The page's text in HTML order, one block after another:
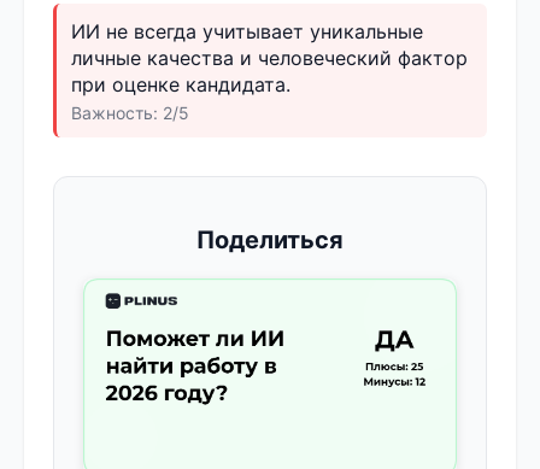
ИИ не всегда учитывает уникальные
личные качества и человеческий фактор
при оценке кандидата.
Важность: 2/5
Поделиться